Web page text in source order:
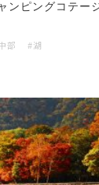
ンピングコテー
部 湖